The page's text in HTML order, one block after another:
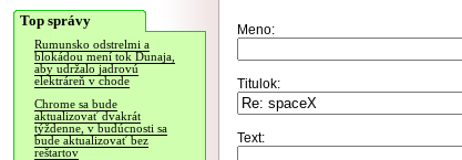
Top správy
Rumunsko odstrelmi a
blokádou mení tok Dunaja,
aby udržalo jadrovú
elektráreň v chode
Chrome sa bude
aktualizovať dvakrát
týždenne, v budúcnosti sa
bude aktualizovať bez
reštartov
Meno:
Titulok:
Text: